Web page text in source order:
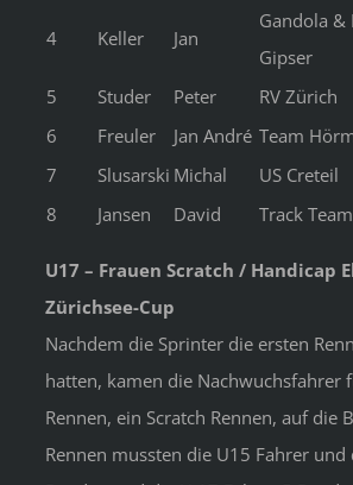
4 Keller Jan
Gandola &
Gipser
5
Studer Peter
RV Zürich
6
Freuler Jan André Team
7
Slusarski Michal
US Creteil
8
Jansen David Track
U17 – Frauen Scratch / Handicap
Zürichsee-Cup
Nachdem die Sprinter die ersten
hatten, kamen die Nachwuchsfahrer
Rennen, ein Scratch Rennen, auf die
Rennen mussten die U15 Fahrer und